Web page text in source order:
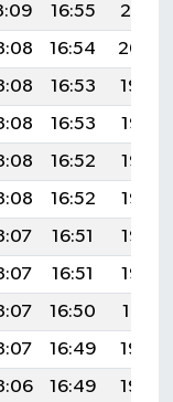
16:55
20:01
16:54
20:00
16:53
19:59
16:53
19:57
16:52
19:56
16:52
19:55
16:51
19:53
16:51
19:52
16:50
19:51
16:49
19:49
16:49
19:48